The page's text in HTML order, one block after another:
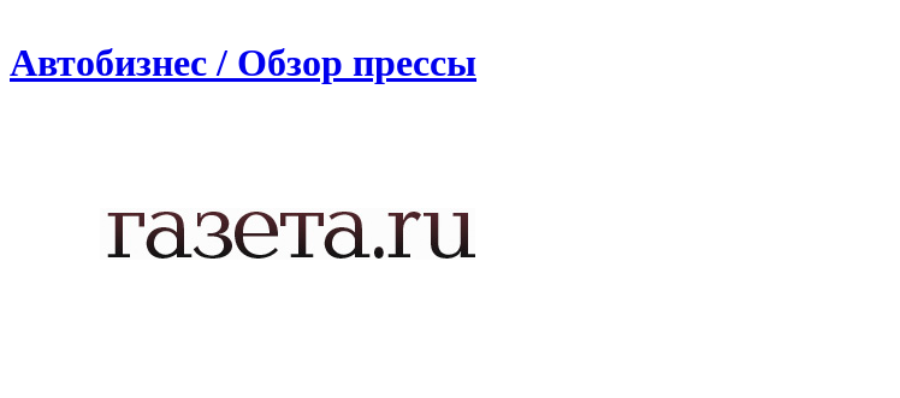
Автобизнес / Обзор прессы